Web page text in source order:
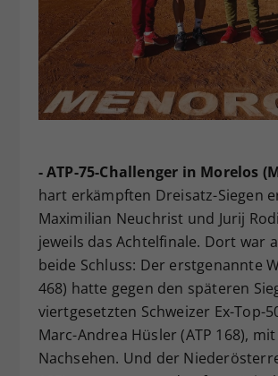
- ATP-75-Challenger in Morelos
hart erkämpften Dreisatz-Siegen
Maximilian Neuchrist und Jurij
jeweils das Achtelfinale. Dort war
beide Schluss: Der erstgenannte
468) hatte gegen den späteren
viertgesetzten Schweizer Ex-Top-
Marc-Andrea Hüsler (ATP 168), mit
Nachsehen. Und der